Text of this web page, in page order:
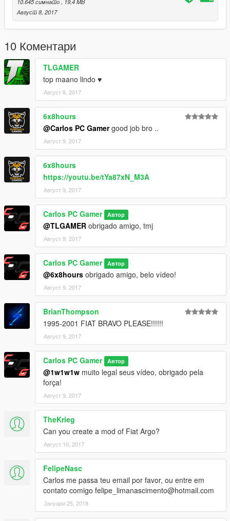
10.645 симнато, 19,4 MB
Август 8, 2017
10 Коментари
TLGAMER
top maano lindo ♥
Август 8, 2017
6x8hours
@Carlos PC Gamergood job bro ..
Август 9, 2017
6x8hours
https://youtu.be/tYa87xN_M3A
Август 9, 2017
Carlos PC Gamer Автор
@TLGAMER obrigado amigo, tmj
Август 9, 2017
Carlos PC Gamer Автор
@6x8hours obrigado amigo, belo vídeo!
Август 9, 2017
BrianThompson
1995-2001 FIAT BRAVO PLEASE!!!!!!
Август 9, 2017
Carlos PC Gamer Автор
@1w1w1w muito legal seus vídeo, obrigado pela
força!
Август 9, 2017
TheKrieg
Can you create a mod of Fiat Argo?
Август 10, 2017
FelipeNasc
Carlos me passa teu email por favor, ou entre em
contato comigo felipe_limanascimento@hotmail.com
Јануари 25, 2018